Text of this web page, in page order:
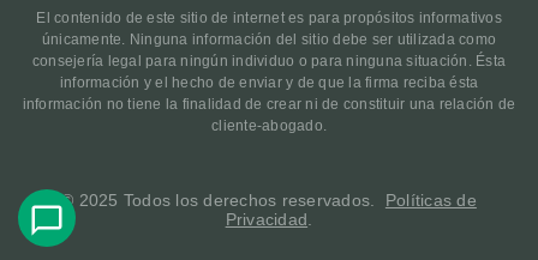
El contenido de este sitio de internet es para propósitos informativos
únicamente. Ninguna información del sitio debe ser utilizada como
consejería legal para ningún individuo o para ninguna situación. Ésta
información y el hecho de enviar y de que la firma reciba ésta
información no tiene la finalidad de crear ni de constituir una relación de
cliente-abogado.
© 2025 Todos los derechos reservados. Políticas de
Privacidad